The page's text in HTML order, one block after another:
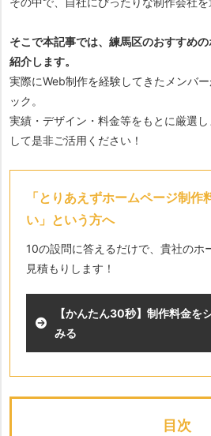
そこで本記事では、練馬区のおすすめ
紹介します。
実際にWeb制作を経験してきたメンバ
ック。
実績・デザイン・料金等をもとに厳選
して是非ご活用ください！
「とりあえずホームページ制作
い」という方へ
10の設問に答えるだけで、貴社のホ
見積もりします！
【かんたん30秒】制作料金を
みる
目次